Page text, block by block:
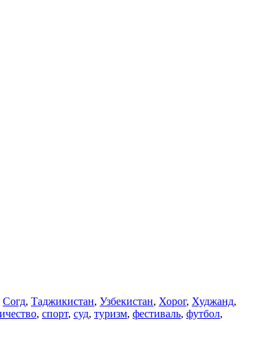
Согд, Таджикистан, Узбекистан, Хорог, Худжанд,
, спорт, суд, туризм, фестиваль, футбол,